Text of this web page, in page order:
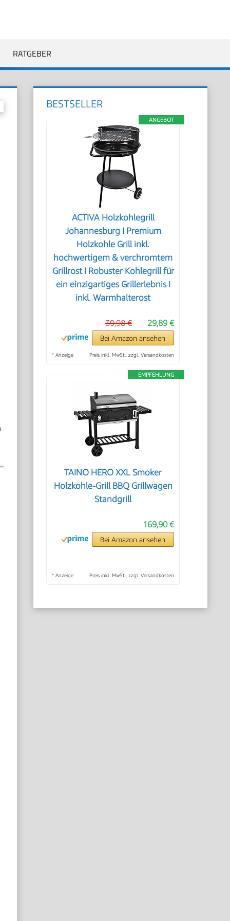
RATGEBER
BESTSELLER
ANGEBOT
ACTIVA Holzkohlegrill
Johannesburg I Premium
Holzkohle Grill inkl.
hochwertigem & verchromtem
Grillrost I Robuster Kohlegrill für
ein einzigartiges Grillerlebnis I
inkl. Warmhalterost
29,89 €
39,98 €
Bei Amazon ansehen
* Anzeige Preis inkl. MwSt., zzgl. Versandkosten
EMPFEHLUNG
TAINO HERO XXL Smoker
Holzkohle-Grill BBQ Grillwagen
Standgrill
169,90 €
Bei Amazon ansehen
* Anzeige Preis inkl. MwSt., zzgl. Versandkosten